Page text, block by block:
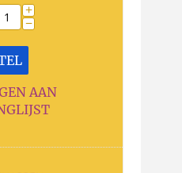
+
−
AAN